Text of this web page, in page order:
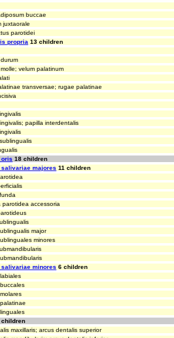
buccae
juxtaorale
parotidei
propria 13 children
velum palatinum
transversae; rugae palatinae
papilla interdentalis
oris 18 children
salivariae majores 11 children
parotidea accessoria
major
minores
salivariae minores 6 children
children
maxillaris; arcus dentalis superior